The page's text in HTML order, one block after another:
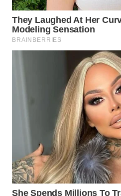
WN
BORNEO
TANI
WAHANA
ADVOKAT